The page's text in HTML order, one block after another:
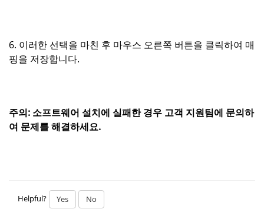
6. 이러한 선택을 마친 후 마우스 오른쪽 버튼을 클릭하여 매
핑을 저장합니다.
주의: 소프트웨어 설치에 실패한 경우 고객 지원팀에 문의하
여 문제를 해결하세요.
Helpful? Yes No